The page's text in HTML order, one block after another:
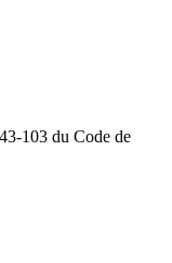
103 du Code de